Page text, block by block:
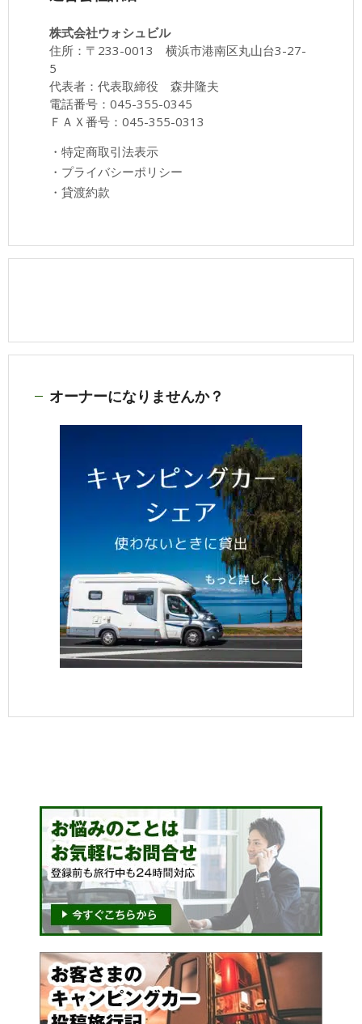
株式会社ウォシュビル
住所：〒233-0013 横浜市港南区丸山台3-27-
5
代表者：代表取締役 森井隆夫
電話番号：045-355-0345
ＦＡＸ番号：045-355-0313
・ 特定商取引法表示
・ プライバシーポリシー
・ 貸渡約款
オーナーになりませんか？